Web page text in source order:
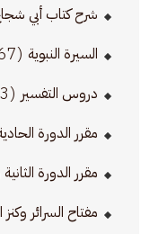
شرح كتاب أبي
السيرة النبوية (167)
دروس التفسير (633)
مقرر الدورة
مقرر الدورة
مفتاح السرائر وكنز